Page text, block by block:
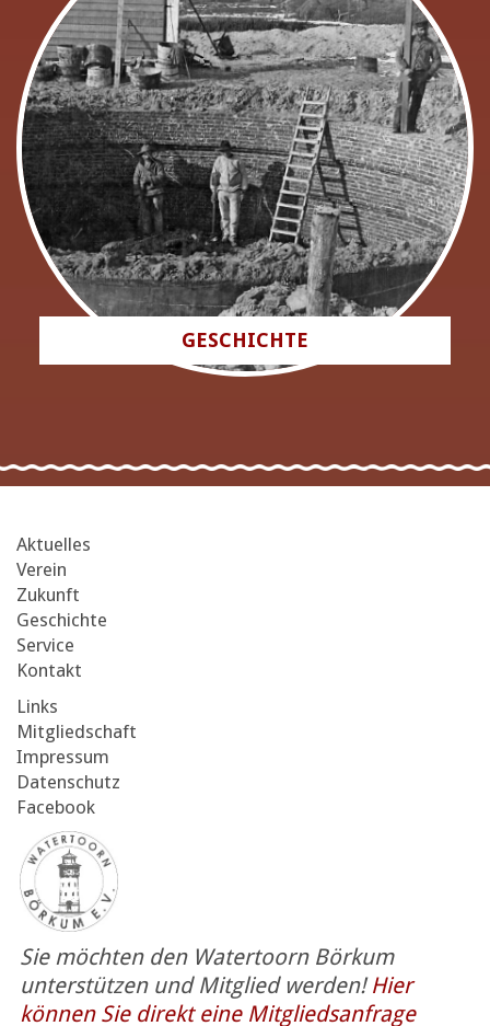
GESCHICHTE
Aktuelles
Verein
Zukunft
Geschichte
Service
Kontakt
Links
Mitgliedschaft
Impressum
Datenschutz
Facebook
Sie möchten den Watertoorn Börkum
unterstützen und Mitglied werden!Hier
können Sie direkt eine Mitgliedsanfrage